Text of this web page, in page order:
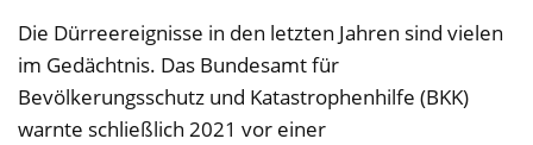
Die Dürreereignisse in den letzten Jahren sind vielen
im Gedächtnis. Das Bundesamt für
Bevölkerungsschutz und Katastrophenhilfe (BKK)
warnte schließlich 2021 vor einer